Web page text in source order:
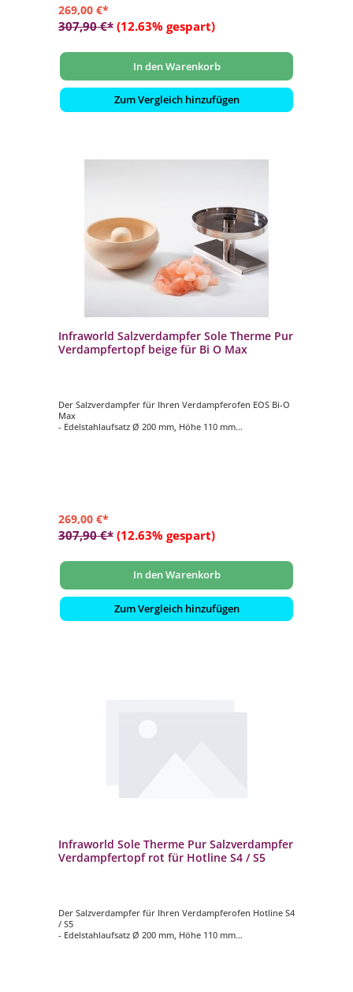
269,00 €*
307,90 €* (12.63% gespart)
In den Warenkorb
Zum Vergleich hinzufügen
Infraworld Salzverdampfer Sole Therme Pur
Verdampfertopf beige für Bi O Max
Der Salzverdampfer für Ihren Verdampferofen EOS Bi-O
Max
- Edelstahlaufsatz Ø 200 mm, Höhe 110 mm
269,00 €*
307,90 €* (12.63% gespart)
In den Warenkorb
Zum Vergleich hinzufügen
Infraworld Sole Therme Pur Salzverdampfer
Verdampfertopf rot für Hotline S4 / S5
Der Salzverdampfer für Ihren Verdampferofen Hotline S4
/ S5
- Edelstahlaufsatz Ø 200 mm, Höhe 110 mm